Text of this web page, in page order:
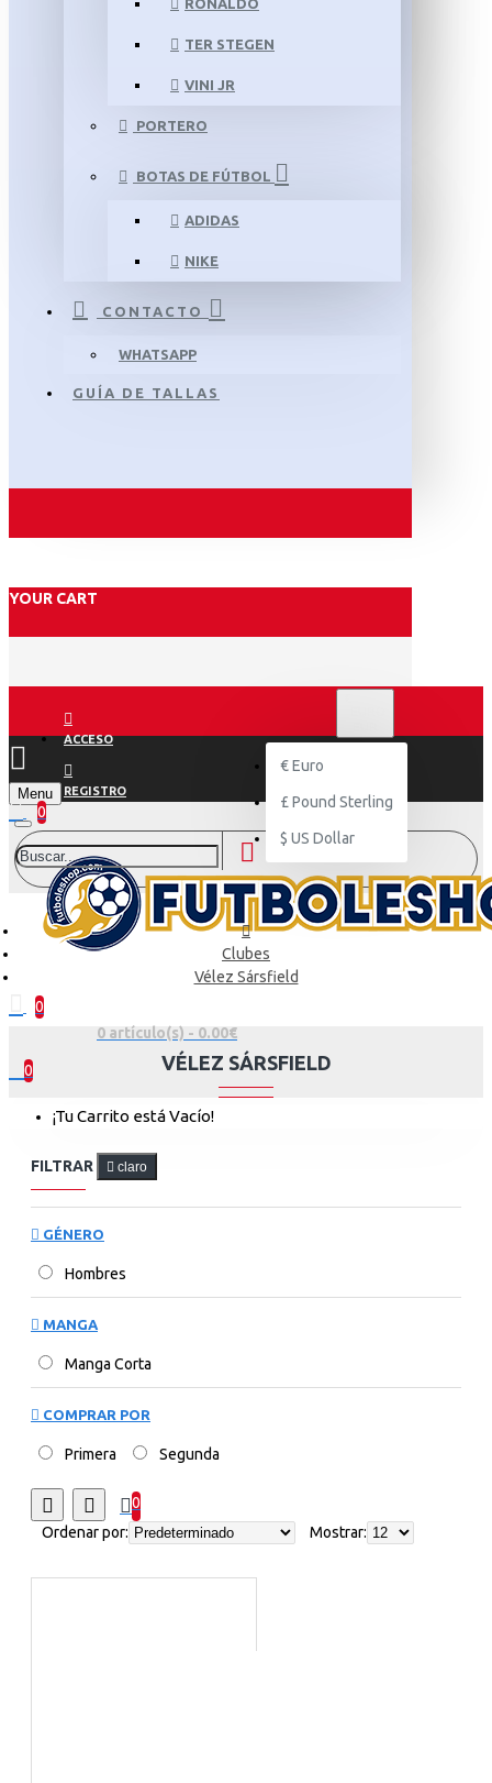
RONALDO
TER STEGEN
VINI JR
PORTERO
BOTAS DE FÚTBOL
ADIDAS
NIKE
CONTACTO
WHATSAPP
GUÍA DE TALLAS
YOUR CART
ACCESO
REGISTRO
€ Euro
£ Pound Sterling
$ US Dollar
Menu
0
0
0 artículo(s) - 0.00€
0
¡Tu Carrito está Vacío!
Clubes
Vélez Sársfield
VÉLEZ SÁRSFIELD
FILTRAR claro
GÉNERO
Hombres
MANGA
Manga Corta
COMPRAR POR
Primera Segunda
0
Ordenar por:
Mostrar: